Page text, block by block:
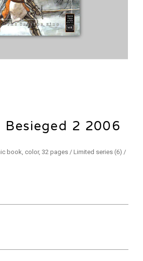
Besieged 2 2006
book, color, 32 pages / Limited series (6) /